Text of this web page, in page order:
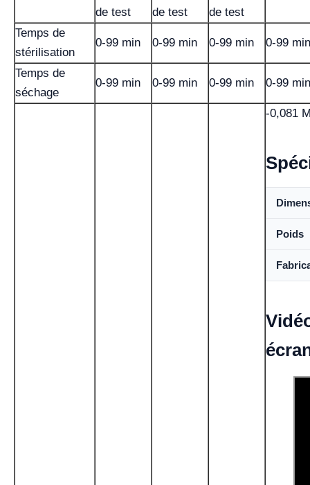
de test
de test
de test
Temps de
stérilisation
0-99 min 0-99 min 0-99 min 0-99 min
Temps de
séchage
0-99 min 0-99 min 0-99 min 0-99 min
-0,081
Poids